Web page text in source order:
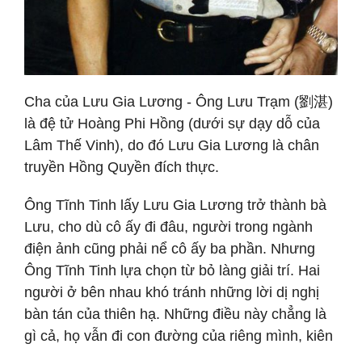
Cha của Lưu Gia Lương - Ông Lưu Trạm (劉湛)
là đệ tử Hoàng Phi Hồng (dưới sự dạy dỗ của
Lâm Thế Vinh), do đó Lưu Gia Lương là chân
truyền Hồng Quyền đích thực.
Ông Tĩnh Tinh lấy Lưu Gia Lương trở thành bà
Lưu, cho dù cô ấy đi đâu, người trong ngành
điện ảnh cũng phải nể cô ấy ba phần. Nhưng
Ông Tĩnh Tinh lựa chọn từ bỏ làng giải trí. Hai
người ở bên nhau khó tránh những lời dị nghị
bàn tán của thiên hạ. Những điều này chẳng là
gì cả, họ vẫn đi con đường của riêng mình, kiên